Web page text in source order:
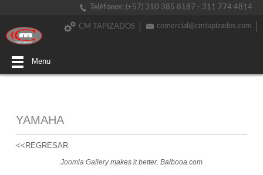
Teléfonos: (+57) 310 385 8187 - 311 774 4814
comercial@cmtapizados.com
CM TAPIZADOS
Menu
YAMAHA
<<REGRESAR
Joomla Gallerymakes it better. Balbooa.com